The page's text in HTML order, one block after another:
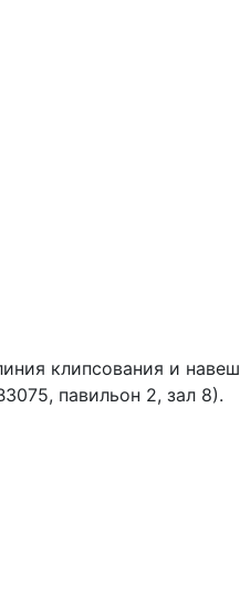
клипсования и
павильон 2, зал 8).